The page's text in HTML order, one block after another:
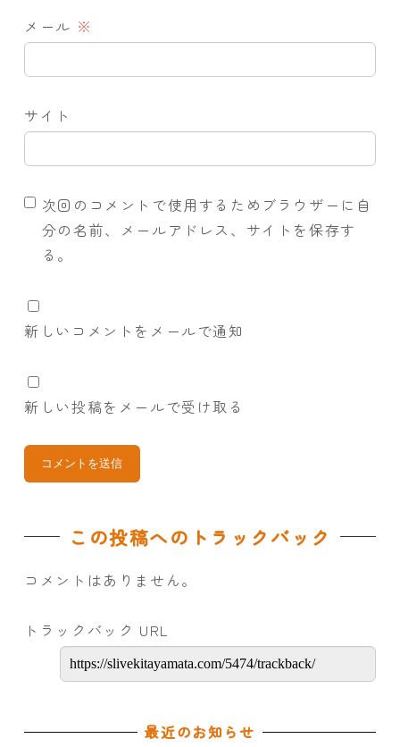
メール ※
サイト
次回のコメントで使用するためブラウザーに自
分の名前、メールアドレス、サイトを保存す
る。
新しいコメントをメールで通知
新しい投稿をメールで受け取る
この投稿へのトラックバック
コメントはありません。
トラックバック URL
最近のお知らせ